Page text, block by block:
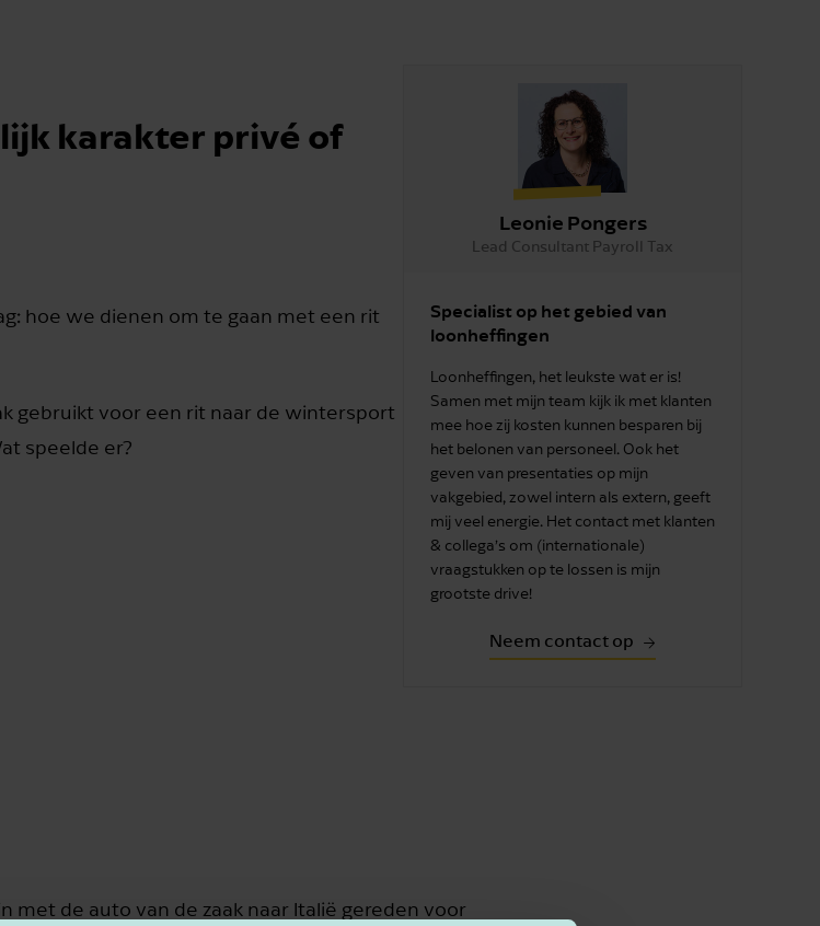
karakter privé of
hoe we dienen om te gaan met een rit
gebruikt voor een rit naar de wintersport
speelde er?
Leonie Pongers
Lead Consultant Payroll Tax
Specialist op het gebied van
loonheffingen
Loonheffingen, het leukste wat er is!
Samen met mijn team kijk ik met klanten
mee hoe zij kosten kunnen besparen bij
het belonen van personeel. Ook het
geven van presentaties op mijn
vakgebied, zowel intern als extern, geeft
mij veel energie. Het contact met klanten
& collega’s om (internationale)
vraagstukken op te lossen is mijn
grootste drive!
Neem contact op
met de auto van de zaak naar Italië gereden voor